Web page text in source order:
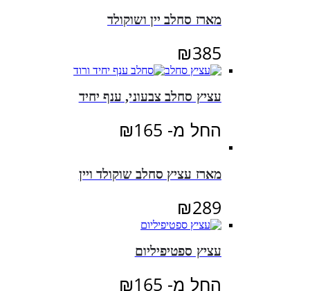
מארז סחלב יין ושוקולד
₪385
עציץ סחלב צבעוני, ענף יחיד
החל מ- ₪165
מארז עציץ סחלב שוקולד ויין
₪289
עציץ ספטיפיליום
החל מ- ₪165